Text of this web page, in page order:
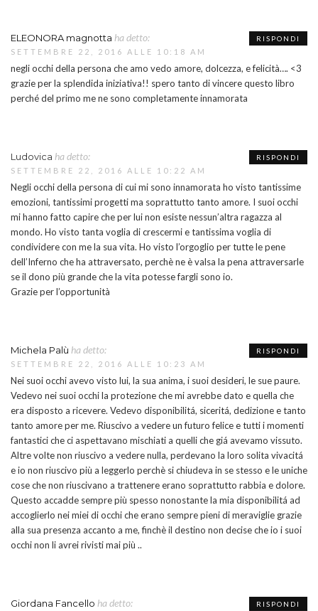
ELEONORA magnotta ha detto:
SETTEMBRE 22, 2016 ALLE 10:18 AM
negli occhi della persona che amo vedo amore, dolcezza, e felicità…. <3
grazie per la splendida iniziativa!! spero tanto di vincere questo libro
perché del primo me ne sono completamente innamorata
RISPONDI
Ludovica ha detto:
SETTEMBRE 22, 2016 ALLE 10:22 AM
Negli occhi della persona di cui mi sono innamorata ho visto tantissime
emozioni, tantissimi progetti ma soprattutto tanto amore. I suoi occhi
mi hanno fatto capire che per lui non esiste nessun’altra ragazza al
mondo. Ho visto tanta voglia di crescermi e tantissima voglia di
condividere con me la sua vita. Ho visto l’orgoglio per tutte le pene
dell’Inferno che ha attraversato, perchè ne è valsa la pena attraversarle
se il dono più grande che la vita potesse fargli sono io.
Grazie per l’opportunità
RISPONDI
Michela Palù ha detto:
SETTEMBRE 22, 2016 ALLE 10:23 AM
Nei suoi occhi avevo visto lui, la sua anima, i suoi desideri, le sue paure.
Vedevo nei suoi occhi la protezione che mi avrebbe dato e quella che
era disposto a ricevere. Vedevo disponibilitá, siceritá, dedizione e tanto
tanto amore per me. Riuscivo a vedere un futuro felice e tutti i momenti
fantastici che ci aspettavano mischiati a quelli che giá avevamo vissuto.
Altre volte non riuscivo a vedere nulla, perdevano la loro solita vivacitá
e io non riuscivo più a leggerlo perchè si chiudeva in se stesso e le uniche
cose che non riuscivano a trattenere erano soprattutto rabbia e dolore.
Questo accadde sempre più spesso nonostante la mia disponibilitá ad
accoglierlo nei miei di occhi che erano sempre pieni di meraviglie grazie
alla sua presenza accanto a me, finchè il destino non decise che io i suoi
occhi non li avrei rivisti mai più ..
RISPONDI
Giordana Fancello ha detto: RISPONDI